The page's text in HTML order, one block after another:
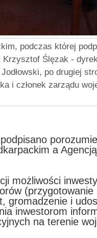
podczas której
Ślęzak -
po drugiej
i członek zarządu
a
możliwości
(przygotowanie
gromadzenie i
inwestorom
na terenie